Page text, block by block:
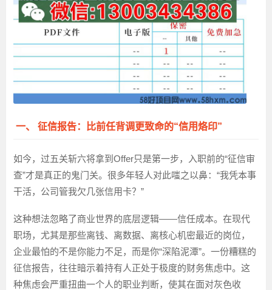
一、 征信报告：比前任背调更致命的“信用烙印”
如今，过五关斩六将拿到Offer只是第一步，入职前的“征信审
查”才是真正的鬼门关。很多年轻人对此嗤之以鼻：“我凭本事
干活，公司管我欠几张信用卡？”
这种想法忽略了商业世界的底层逻辑——信任成本。在现代
职场，尤其是那些离钱、离数据、离核心机密最近的岗位，
企业最怕的不是你能力不足，而是你“深陷泥潭”。一份糟糕的
征信报告，往往暗示着持有人正处于极度的财务焦虑中。这
种焦虑会严重扭曲一个人的职业判断，使其在面对灰色收